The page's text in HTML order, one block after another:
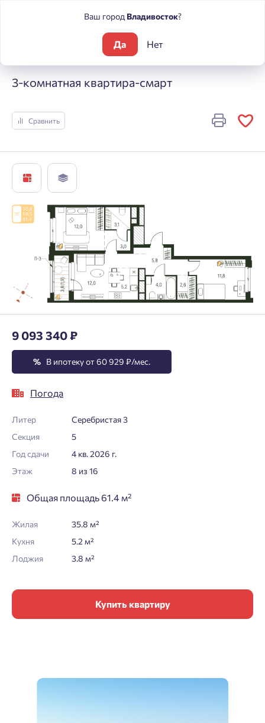
Погода
3-комнатная квартира-смарт
Сравнить
9 093 340 ₽
% В ипотеку от 60 929 ₽/мес.
Погода
Литер
Серебристая 3
Секция
5
Год сдачи
4 кв. 2026 г.
Этаж
8 из 16
Общая площадь 61.4 м²
Жилая
35.8 м²
Кухня
5.2 м²
Лоджия
3.8 м²
Купить квартиру
Ваш город Владивосток?
Да Нет